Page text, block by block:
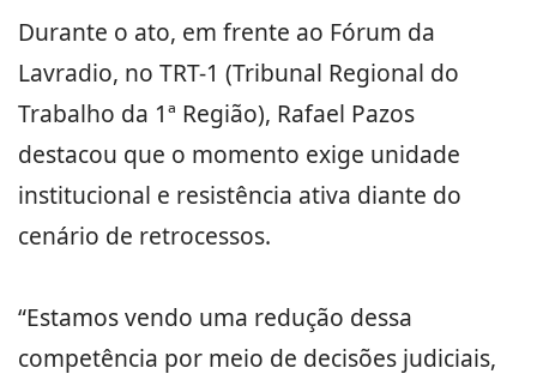
Durante o ato, em frente ao Fórum da
Lavradio, no TRT-1 (Tribunal Regional do
Trabalho da 1ª Região), Rafael Pazos
destacou que o momento exige unidade
institucional e resistência ativa diante do
cenário de retrocessos.
“Estamos vendo uma redução dessa
competência por meio de decisões judiciais,